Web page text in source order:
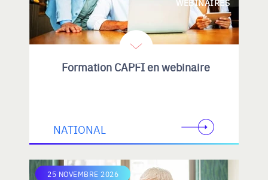
WEBINAIRES
Formation CAPFI en webinaire
NATIONAL
25 NOVEMBRE 2026